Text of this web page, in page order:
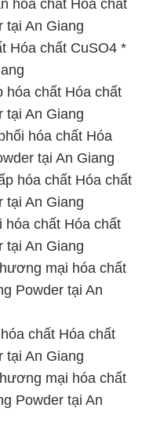
tại An Giang
chất Hóa chất
tại An Giang
mại hóa chất
Powder tại An
chất Hóa chất
tại An Giang
mại hóa chất
Powder tại An
TY HÓA CHẤT
–